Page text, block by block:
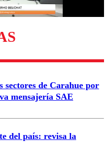
Enviar comentario
sectores de Carahue por
mensajería SAE
del país: revisa la